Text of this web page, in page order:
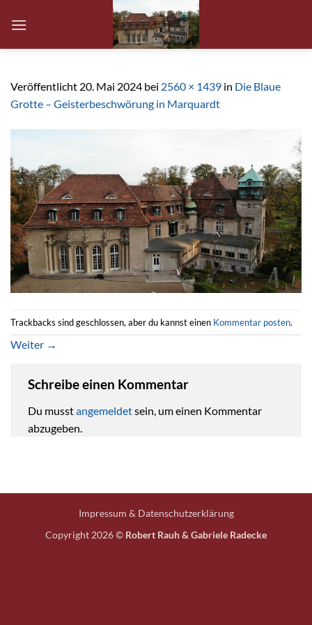
Inhalt
Veröffentlicht 20. Mai 2024 bei 2560 × 1439 in Die Blaue
Grotte – Geisterbeschwörung in Marquardt
Trackbacks sind geschlossen, aber du kannst einen Kommentar posten.
Weiter →
Schreibe einen Kommentar
Du musstangemeldetsein, um einen Kommentar
abzugeben.
Impressum & Datenschutzerklärung
Copyright 2026 © Robert Rauh & Gabriele Radecke